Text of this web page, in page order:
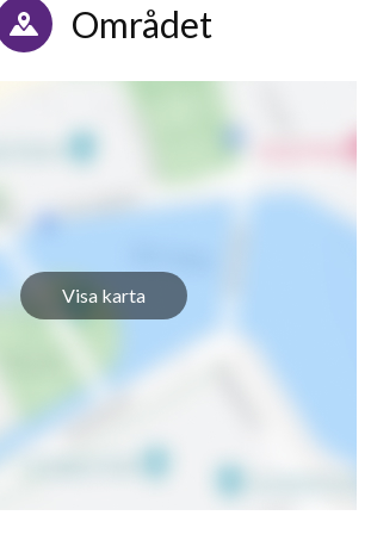
Området
Visa karta